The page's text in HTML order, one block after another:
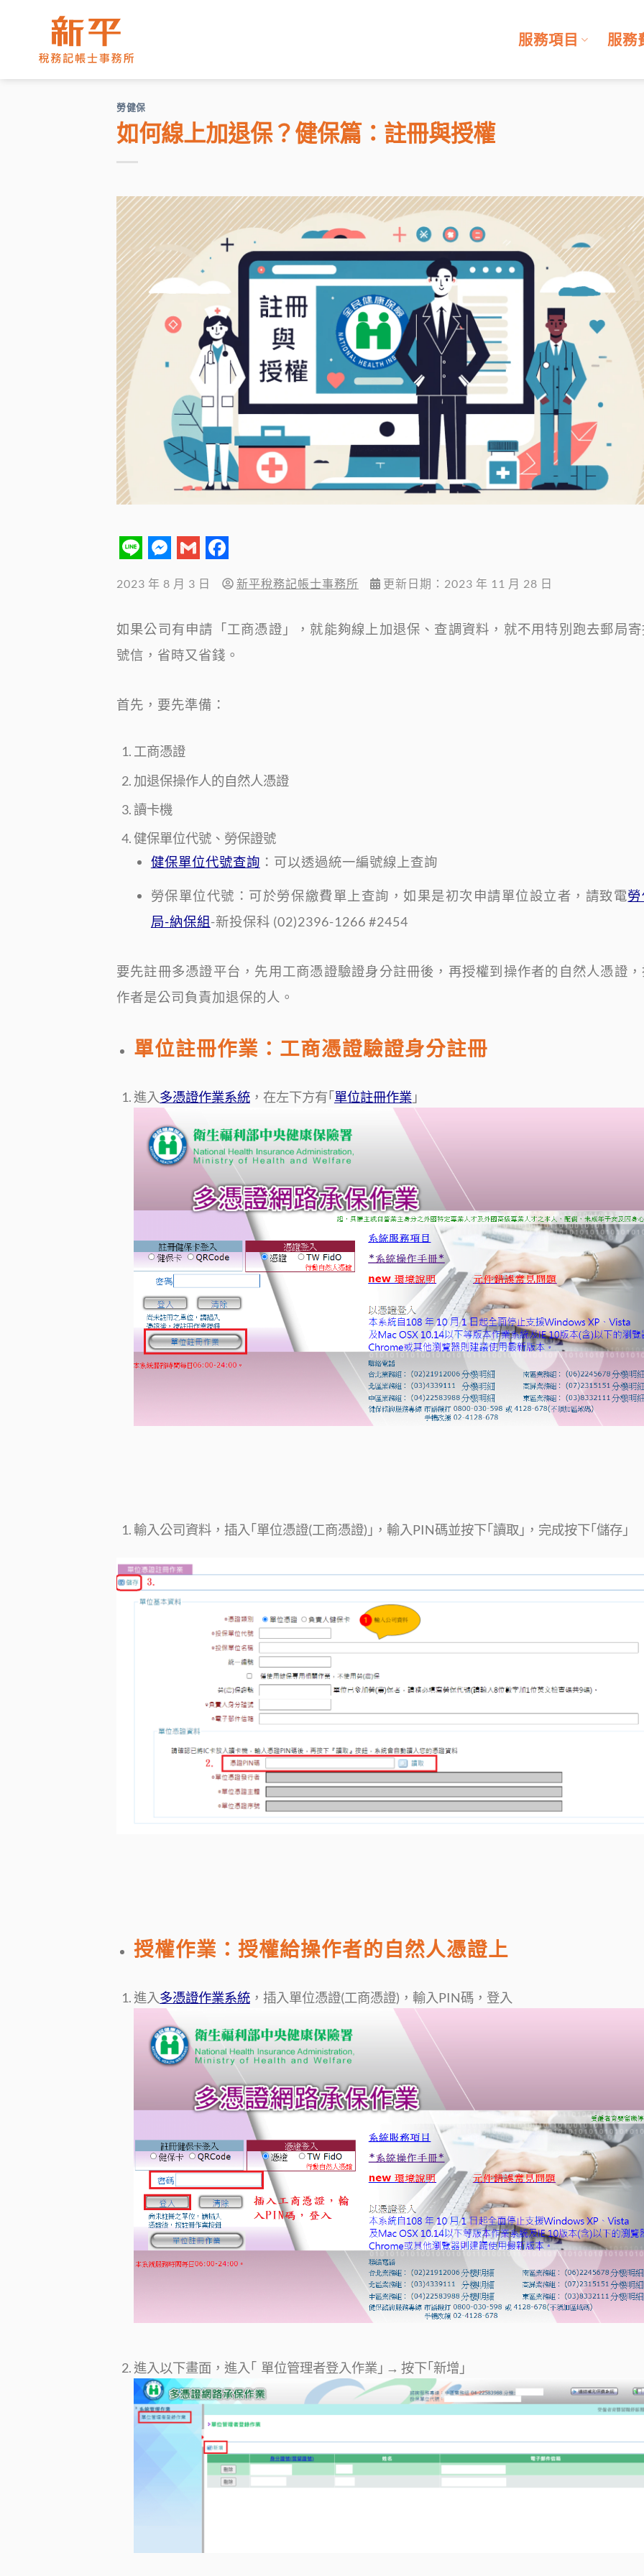
content
服務項目 服務
勞健保
如何線上加退保？健保篇：註冊與授權
LineMessenger
GmailFacebook
2023 年 8 月 3 日 新平稅務記帳士事務所 更新日期：2023 年 11 月 28 日
如果公司有申請「工商憑證」，就能夠線上加退保、查調資料，就不用特別跑去郵局
號信，省時又省錢。
首先，要先準備：
工商憑證
加退保操作人的自然人憑證
讀卡機
健保單位代號、勞保證號
健保單位代號查詢 ：可以透過統一編號線上查詢
勞保單位代號：可於勞保繳費單上查詢，如果是初次申請單位設立者，請致電
局-納保組-新投保科 (02)2396-1266 #2454
要先註冊多憑證平台，先用工商憑證驗證身分註冊後，再授權到操作者的自然人憑證
作者是公司負責加退保的人。
單位註冊作業：工商憑證驗證身分註冊
進入多憑證作業系統，在左下方有｢單位註冊作業｣
輸入公司資料，插入｢單位憑證(工商憑證)｣，輸入PIN碼並按下｢讀取｣，完成按下｢儲存｣
授權作業：授權給操作者的自然人憑證上
進入多憑證作業系統，插入單位憑證(工商憑證)，輸入PIN碼，登入
進入以下畫面，進入｢ 單位管理者登入作業｣ → 按下｢新增｣